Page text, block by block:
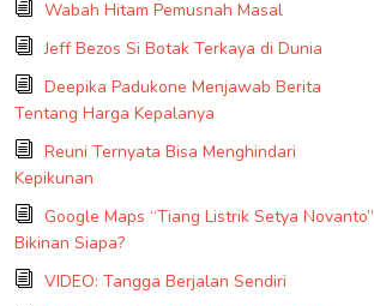
Wabah Hitam Pemusnah Masal
Jeff Bezos Si Botak Terkaya di Dunia
Deepika Padukone Menjawab Berita
Tentang Harga Kepalanya
Reuni Ternyata Bisa Menghindari
Kepikunan
Google Maps “Tiang Listrik Setya Novanto”
Bikinan Siapa?
VIDEO: Tangga Berjalan Sendiri